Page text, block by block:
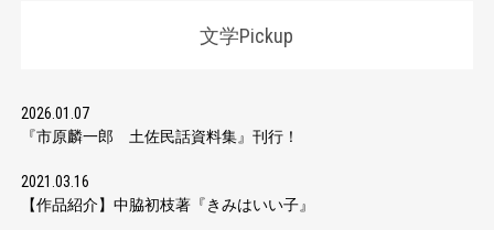
文学Pickup
2026.01.07
『市原麟一郎 土佐民話資料集』刊行！
2021.03.16
【作品紹介】中脇初枝著『きみはいい子』